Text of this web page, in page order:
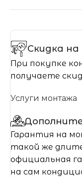
Скидка
При покупке
получаете
Услуги монтажа
Гарантия на
такой же
официальная
на сам